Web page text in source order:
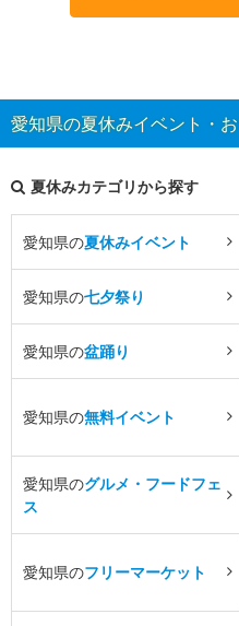
愛知県の夏休みイベント・
夏休みカテゴリから探す
愛知県の夏休みイベント
愛知県の七夕祭り
愛知県の盆踊り
愛知県の無料イベント
愛知県のグルメ・フードフェ
ス
愛知県のフリーマーケット